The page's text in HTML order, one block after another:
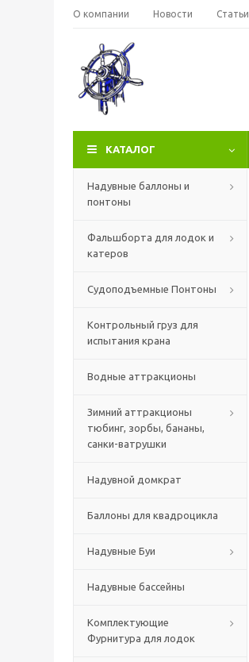
О компании Новости Статьи
КАТАЛОГ
Надувные баллоны и
понтоны
Фальшборта для лодок и
катеров
Судоподъемные Понтоны
Контрольный груз для
испытания крана
Водные аттракционы
Зимний аттракционы
тюбинг, зорбы, бананы,
санки-ватрушки
Надувной домкрат
Баллоны для квадроцикла
Надувные Буи
Надувные бассейны
Комплектующие
Фурнитура для лодок